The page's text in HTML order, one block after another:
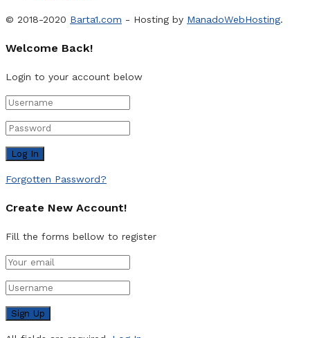
© 2018-2020 Barta1.com - Hosting by ManadoWebHosting.
Welcome Back!
Login to your account below
Forgotten Password?
Create New Account!
Fill the forms bellow to register